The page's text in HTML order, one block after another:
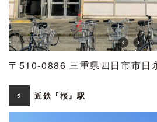
〒510-0886 三重県四日市市日
5 近鉄『桜』駅